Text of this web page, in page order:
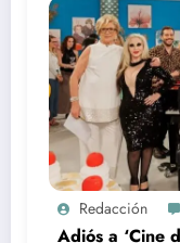
Redacción
Adiós a ‘Cine